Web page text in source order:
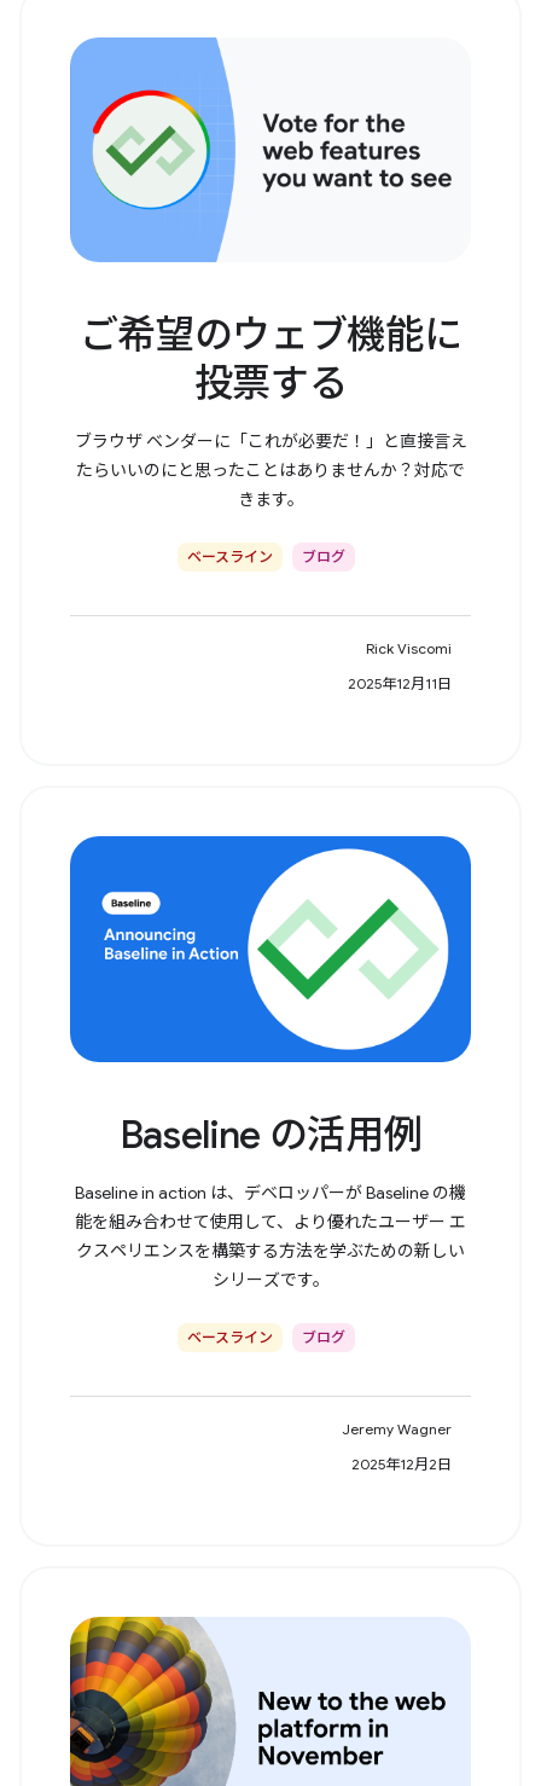
ご希望のウェブ機能に
投票する
ブラウザ ベンダーに「これが必要だ！」と直接言え
たらいいのにと思ったことはありませんか？対応で
きます。
ベースライン ブログ
Rick Viscomi
2025年12月11日
Baseline の活用例
Baseline in action は、デベロッパーが Baseline の機
能を組み合わせて使用して、より優れたユーザー エ
クスペリエンスを構築する方法を学ぶための新しい
シリーズです。
ベースライン ブログ
Jeremy Wagner
2025年12月2日